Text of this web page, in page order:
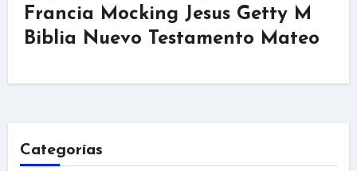
Francia Mocking Jesus Getty M
Biblia Nuevo Testamento Mateo
Categorías